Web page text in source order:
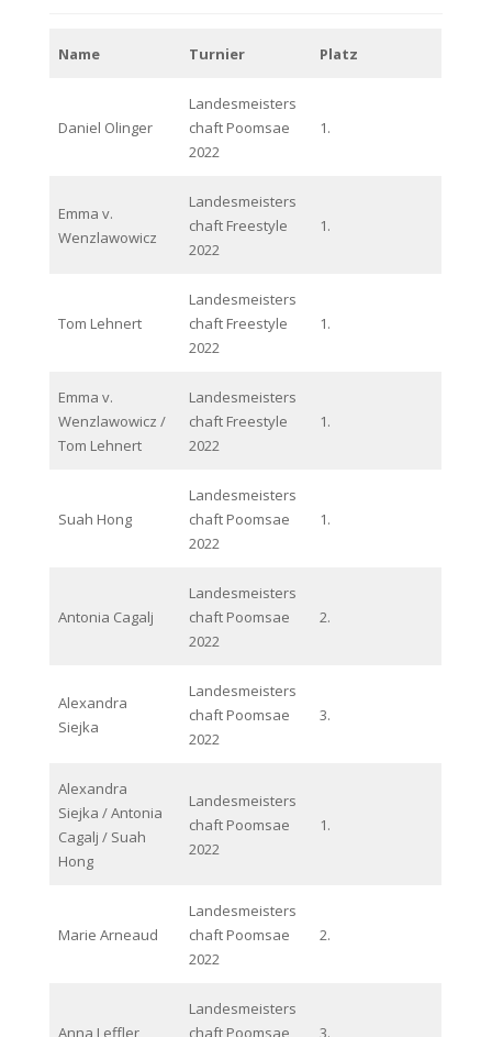
Name Turnier Platz
Daniel Olinger
Landesmeisters
chaft Poomsae
2022
1.
Emma v.
Wenzlawowicz
Landesmeisters
chaft Freestyle
2022
1.
Tom Lehnert
Landesmeisters
chaft Freestyle
2022
1.
Emma v.
Wenzlawowicz /
Tom Lehnert
Landesmeisters
chaft Freestyle
2022
1.
Suah Hong
Landesmeisters
chaft Poomsae
2022
1.
Antonia Cagalj
Landesmeisters
chaft Poomsae
2022
2.
Alexandra
Siejka
Landesmeisters
chaft Poomsae
2022
3.
Alexandra
Siejka / Antonia
Cagalj / Suah
Hong
Landesmeisters
chaft Poomsae
2022
1.
Marie Arneaud
Landesmeisters
chaft Poomsae
2022
2.
Anna Leffler
Landesmeisters
chaft Poomsae
3.